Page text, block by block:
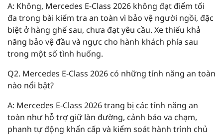
A: Không, Mercedes E-Class 2026 không đạt điểm tối
đa trong bài kiểm tra an toàn vì bảo vệ người ngồi, đặc
biệt ở hàng ghế sau, chưa đạt yêu cầu. Xe thiếu khả
năng bảo vệ đầu và ngực cho hành khách phía sau
trong một số tình huống.
Q2. Mercedes E-Class 2026 có những tính năng an toàn
nào nổi bật?
A: Mercedes E-Class 2026 trang bị các tính năng an
toàn như hỗ trợ giữ làn đường, cảnh báo va chạm,
phanh tự động khẩn cấp và kiểm soát hành trình chủ